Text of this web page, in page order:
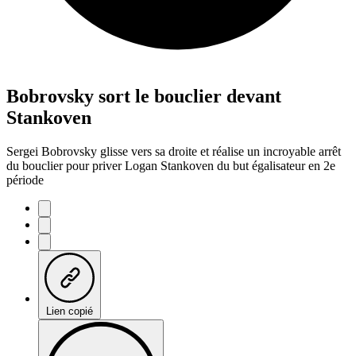
Bobrovsky sort le bouclier devant
Stankoven
Sergei Bobrovsky glisse vers sa droite et réalise un incroyable arrêt
du bouclier pour priver Logan Stankoven du but égalisateur en 2e
période
Lien copié